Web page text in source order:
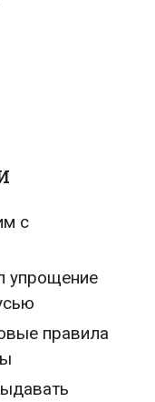
с
упрощение
правила